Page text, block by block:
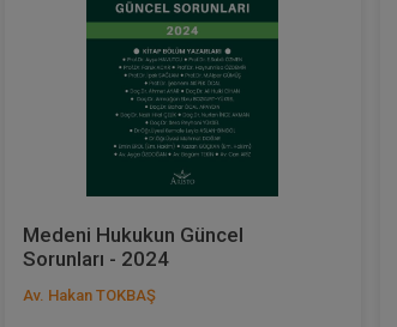
Medeni Hukukun Güncel
Sorunları - 2024
Av. Hakan TOKBAŞ